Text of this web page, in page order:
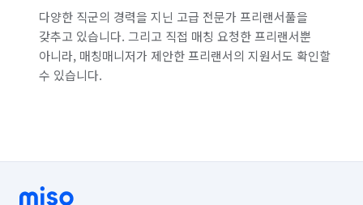
다양한 직군의 경력을 지닌 고급 전문가 프리랜서풀을
갖추고 있습니다. 그리고 직접 매칭 요청한 프리랜서뿐
아니라, 매칭매니저가 제안한 프리랜서의 지원서도 확인할
수 있습니다.